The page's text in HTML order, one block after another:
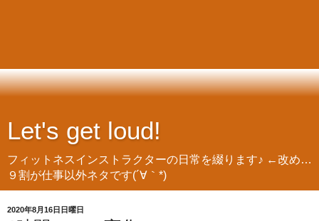
Let's get loud!
フィットネスインストラクターの日常を綴ります♪ ←改め…
９割が仕事以外ネタです(´∀｀*)
2020年8月16日日曜日